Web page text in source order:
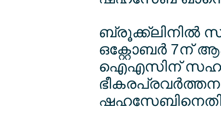
ബ്രൂക്ക്ലിനില്‍
ഒക്റ്റോബര്‍ 7ന്
ഐഎസിന്